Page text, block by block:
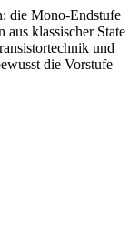
die Mono-Endstufe
klassischer State
und
die Vorstufe